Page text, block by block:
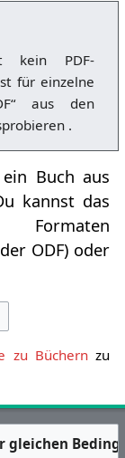
kein PDF-
für einzelne
aus den
.
Buch aus
kannst das
Formaten
ODF) oder
zu Büchernzu